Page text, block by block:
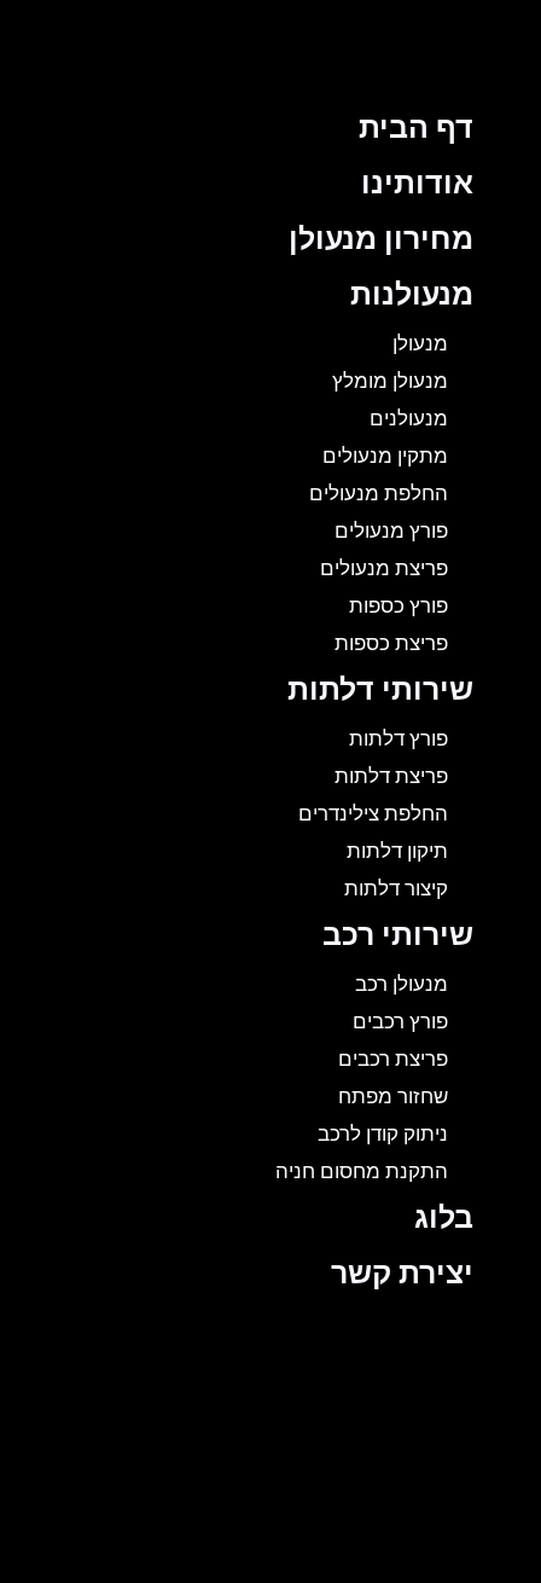
דף הבית
אודותינו
מחירון מנעולן
מנעולנות
מנעולן
מנעולן מומלץ
מנעולנים
מתקין מנעולים
החלפת מנעולים
פורץ מנעולים
פריצת מנעולים
פורץ כספות
פריצת כספות
שירותי דלתות
פורץ דלתות
פריצת דלתות
החלפת צילינדרים
תיקון דלתות
קיצור דלתות
שירותי רכב
מנעולן רכב
פורץ רכבים
פריצת רכבים
שחזור מפתח
ניתוק קודן לרכב
התקנת מחסום חניה
בלוג
יצירת קשר